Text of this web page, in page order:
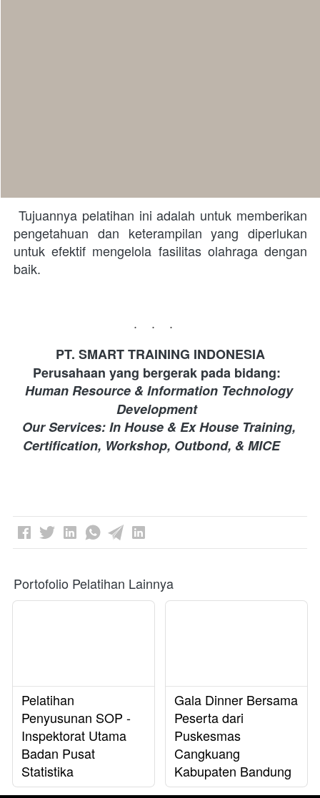
pengetahuan dan keterampilan yang diperlukan
untuk efektif mengelola fasilitas olahraga dengan
baik.
...
PT. SMART TRAINING INDONESIA
Perusahaan yang bergerak pada bidang:
Human Resource & Information Technology
Development
Our Services: In House & Ex House Training,
Certification, Workshop, Outbond, & MICE
Portofolio Pelatihan Lainnya
Pelatihan
Penyusunan SOP -
Inspektorat Utama
Badan Pusat
Statistika
Gala Dinner Bersama
Peserta dari
Puskesmas
Cangkuang
Kabupaten Bandung